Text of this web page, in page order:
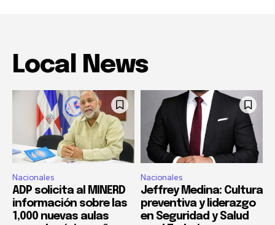
Local News
Nacionales
ADP solicita al MINERD
información sobre las
1,000 nuevas aulas
Nacionales
Jeffrey Medina: Cultura
preventiva y liderazgo
en Seguridad y Salud